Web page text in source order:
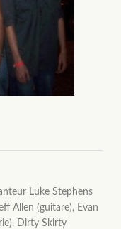
Luke Stephens
Allen (guitare), Evan
Dirty Skirty